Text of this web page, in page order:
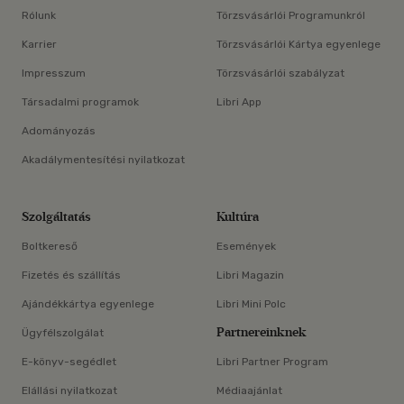
Rólunk
Karrier
Impresszum
Társadalmi programok
Adományozás
Akadálymentesítési nyilatkozat
Törzsvásárlói Programunkról
Törzsvásárlói Kártya egyenlege
Törzsvásárlói szabályzat
Libri App
Szolgáltatás
Boltkereső
Fizetés és szállítás
Ajándékkártya egyenlege
Ügyfélszolgálat
E-könyv-segédlet
Elállási nyilatkozat
Kultúra
Események
Libri Magazin
Libri Mini Polc
Partnereinknek
Libri Partner Program
Médiaajánlat